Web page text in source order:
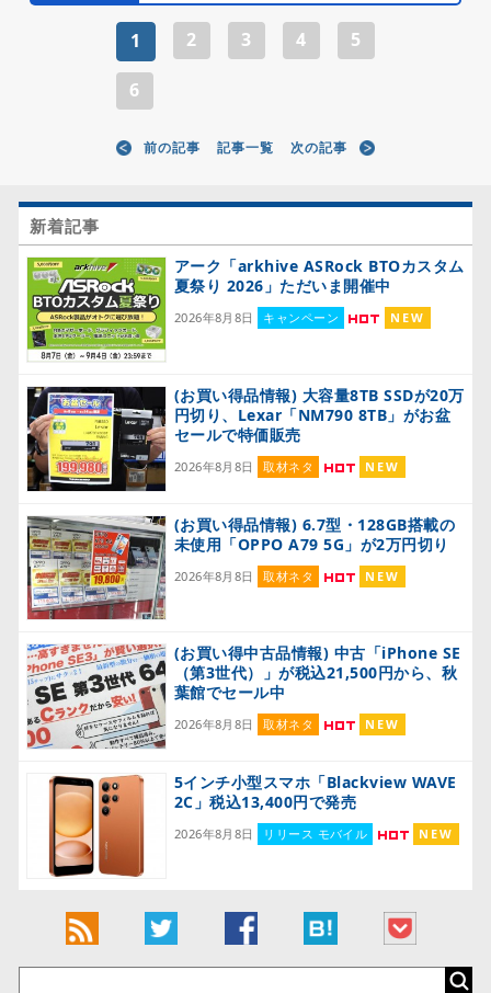
1 2 3 4 5
6
前の記事 記事一覧 次の記事
新着記事
アーク「arkhive ASRock BTOカスタム
夏祭り 2026」ただいま開催中
2026年8月8日 キャンペーン NEW
(お買い得品情報) 大容量8TB SSDが20万
円切り、Lexar「NM790 8TB」がお盆
セールで特価販売
2026年8月8日 取材ネタ NEW
(お買い得品情報) 6.7型・128GB搭載の
未使用「OPPO A79 5G」が2万円切り
2026年8月8日 取材ネタ NEW
(お買い得中古品情報) 中古「iPhone SE
（第3世代）」が税込21,500円から、秋
葉館でセール中
2026年8月8日 取材ネタ NEW
5インチ小型スマホ「Blackview WAVE
2C」税込13,400円で発売
2026年8月8日 リリース モバイル NEW